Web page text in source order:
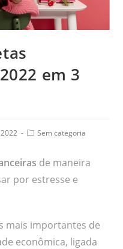
em 3
Sem categoria
de maneira
por estresse e
mais importantes de
econômica, ligada